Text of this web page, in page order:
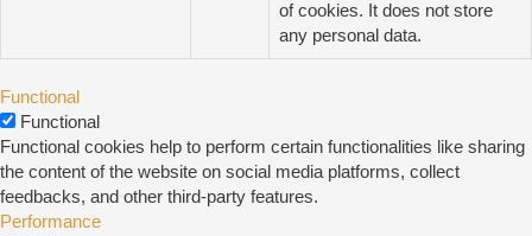
of cookies. It does not store
any personal data.
Functional
Functional
Functional cookies help to perform certain functionalities like sharing
the content of the website on social media platforms, collect
feedbacks, and other third-party features.
Performance